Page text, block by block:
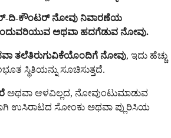
ದಿ-ಕೌಂಟರ್ ನೋವು ನಿವಾರಣೆಯ
ಅಥವಾ ಹದಗೆಡುವ ನೋವು.
ತಲೆತಿರುಗುವಿಕೆಯೊಂದಿಗೆ ನೋವು, ಇದು ಹೆಚ್ಚು
ಸ್ಥಿತಿಯನ್ನು ಸೂಚಿಸುತ್ತದೆ.
ಅಥವಾ ಆಳವಿಲ್ಲದ, ನೋವುಂಟುಮಾಡುವ
ಉಸಿರಾಟದ ಸೋಂಕು ಅಥವಾ ಪ್ಲುರಿಸಿಯ